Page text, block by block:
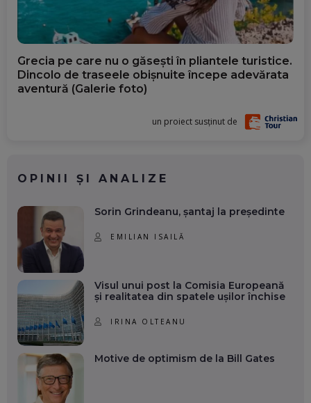
Grecia pe care nu o găsești în pliantele turistice.
Dincolo de traseele obișnuite începe adevărata
aventură (Galerie foto)
un proiect susținut de
OPINII ȘI ANALIZE
Sorin Grindeanu, șantaj la președinte
EMILIAN ISAILĂ
Visul unui post la Comisia Europeană
și realitatea din spatele ușilor închise
IRINA OLTEANU
Motive de optimism de la Bill Gates